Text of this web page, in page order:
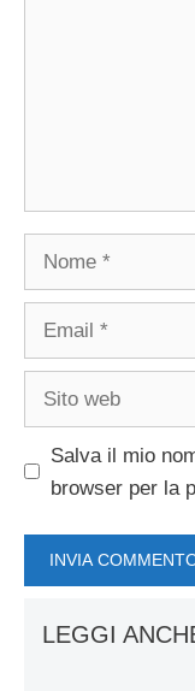
Salva il mio
browser per la
LEGGI